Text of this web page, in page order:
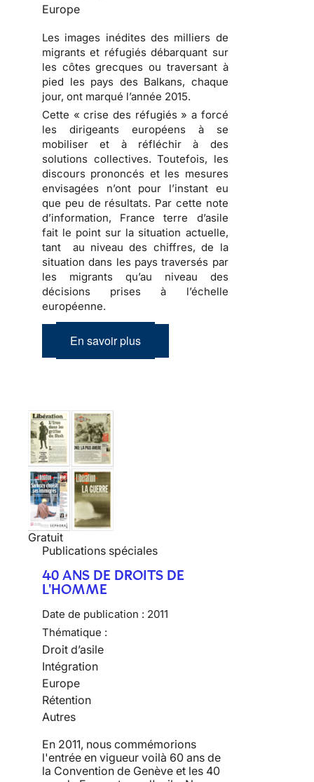
Europe
Les images inédites des milliers de
migrants et réfugiés débarquant sur
les côtes grecques ou traversant à
pied les pays des Balkans, chaque
jour, ont marqué l’année 2015.
Cette « crise des réfugiés » a forcé
les dirigeants européens à se
mobiliser et à réfléchir à des
solutions collectives. Toutefois, les
discours prononcés et les mesures
envisagées n’ont pour l’instant eu
que peu de résultats. Par cette note
d’information, France terre d’asile
fait le point sur la situation actuelle,
tant au niveau des chiffres, de la
situation dans les pays traversés par
les migrants qu’au niveau des
décisions prises à l’échelle
européenne.
En savoir plus
Gratuit
Publications spéciales
40 ANS DE DROITS DE
L'HOMME
Date de publication : 2011
Thématique :
Droit d’asile
Intégration
Europe
Rétention
Autres
En 2011, nous commémorions
l'entrée en vigueur voilà 60 ans de
la Convention de Genève et les 40